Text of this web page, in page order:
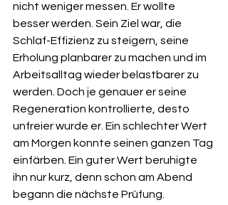
nicht weniger messen. Er wollte
besser werden. Sein Ziel war, die
Schlaf-Effizienz zu steigern, seine
Erholung planbarer zu machen und im
Arbeitsalltag wieder belastbarer zu
werden. Doch je genauer er seine
Regeneration kontrollierte, desto
unfreier wurde er. Ein schlechter Wert
am Morgen konnte seinen ganzen Tag
einfärben. Ein guter Wert beruhigte
ihn nur kurz, denn schon am Abend
begann die nächste Prüfung.